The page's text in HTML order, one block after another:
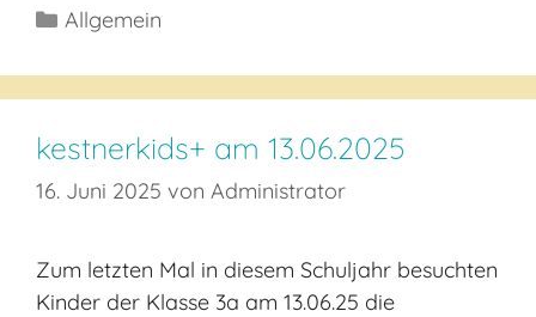
Kategorien
Allgemein
kestnerkids+ am 13.06.2025
16. Juni 2025 von Administrator
Zum letzten Mal in diesem Schuljahr besuchten
Kinder der Klasse 3a am 13.06.25 die